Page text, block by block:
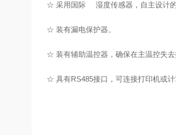
☆ 采用国际 湿度传感器，自主设计
☆ 装有漏电保护器。
☆ 装有辅助温控器，确保在主温控失去
☆ 具有RS485接口，可连接打印机或